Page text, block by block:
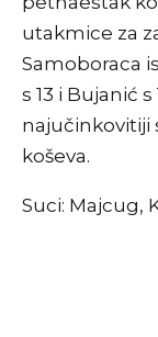
utakmice za
Samoboraca
s 13 i Bujanić
najučinkovitiji
koševa.
Suci: Majcug,